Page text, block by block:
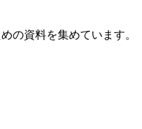
の資料を集めています。